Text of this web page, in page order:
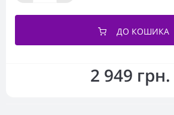
2 949 грн.
ДО КОШИКА